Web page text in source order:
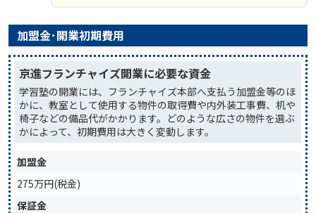
加盟金･開業初期費用
京進フランチャイズ開業に必要な資金
学習塾の開業には、フランチャイズ本部へ支払う加盟金等のほ
かに、教室として使用する物件の取得費や内外装工事費、机や
椅子などの備品代がかかります。どのような広さの物件を選ぶ
かによって、初期費用は大きく変動します。
加盟金
275万円(税金)
保証金